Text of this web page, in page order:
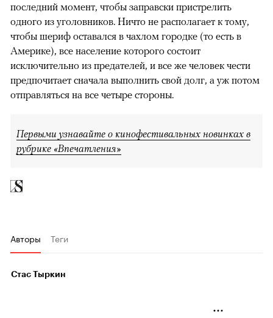
последний момент, чтобы заправски пристрелить
одного из уголовников. Ничто не располагает к тому,
чтобы шериф оставался в чахлом городке (то есть в
Америке), все население которого состоит
исключительно из предателей, и все же человек чести
предпочитает сначала выполнить свой долг, а уж потом
отправляться на все четыре стороны.
Первыми узнавайте о кинофестивальных новинках в
рубрике «Впечатления»
Авторы Теги
Стас Тыркин